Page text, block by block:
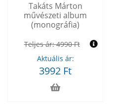
Takáts Márton
művészeti album
(monográfia)
Teljes ár:4990 Ft
Aktuális ár:
3992 Ft